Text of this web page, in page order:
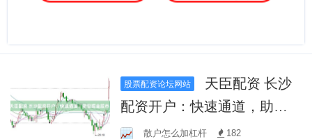
股票配资论坛网站
配资开户：快速通道，助您
掘金股市！
散户怎么加杠杆 182